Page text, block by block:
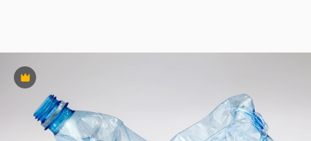
Premium